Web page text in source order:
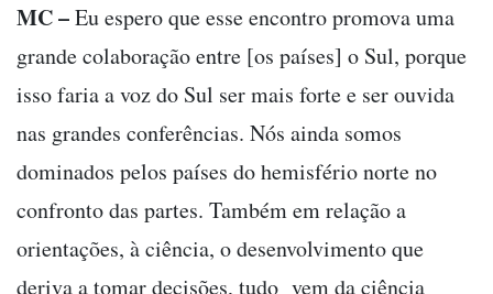
MC –Eu espero que esse encontro promova uma
grande colaboração entre [os países] o Sul, porque
isso faria a voz do Sul ser mais forte e ser ouvida
nas grandes conferências. Nós ainda somos
dominados pelos países do hemisfério norte no
confronto das partes. Também em relação a
orientações, à ciência, o desenvolvimento que
deriva a tomar decisões, tudo vem da ciência